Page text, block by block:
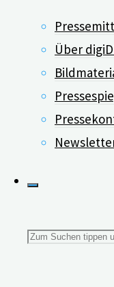
Über
Suchen